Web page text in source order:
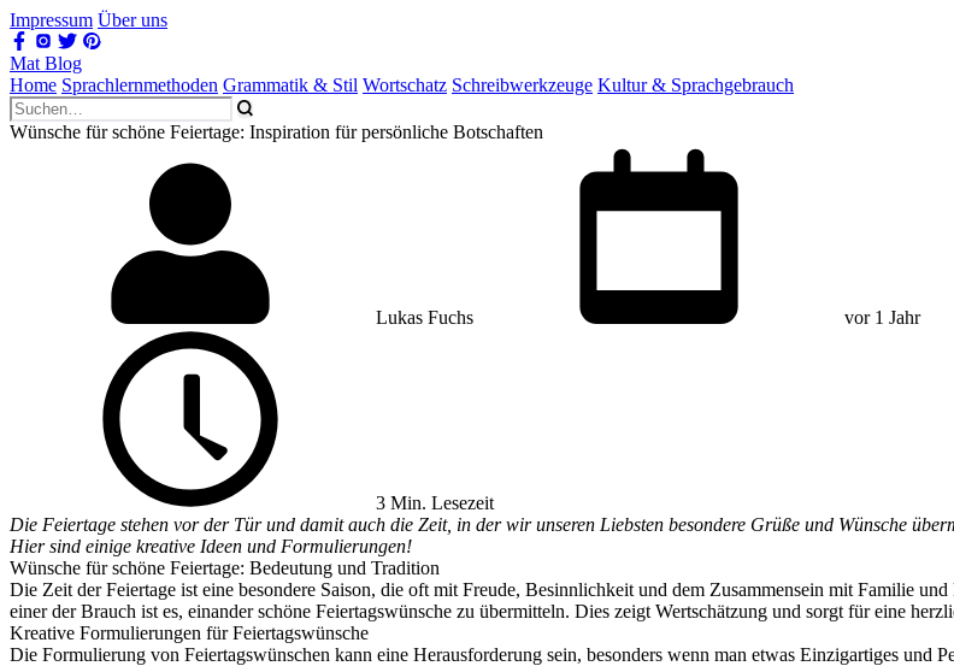
Impressum Über uns
Mat Blog
Home Sprachlernmethoden Grammatik & Stil Wortschatz Schreibwerkzeuge Kultur & Sprachgebrauch
Wünsche für schöne Feiertage: Inspiration für persönliche Botschaften
Lukas Fuchs vor 1 Jahr
3 Min. Lesezeit
Die Feiertage stehen vor der Tür und damit auch die Zeit, in der wir unseren Liebsten besondere Grüße und Wünsche
Hier sind einige kreative Ideen und Formulierungen!
Wünsche für schöne Feiertage: Bedeutung und Tradition
Die Zeit der Feiertage ist eine besondere Saison, die oft mit Freude, Besinnlichkeit und dem Zusammensein mit Familie
einer der Brauch ist es, einander schöne Feiertagswünsche zu übermitteln. Dies zeigt Wertschätzung und sorgt für eine
Kreative Formulierungen für Feiertagswünsche
Die Formulierung von Feiertagswünschen kann eine Herausforderung sein, besonders wenn man etwas Einzigartiges und